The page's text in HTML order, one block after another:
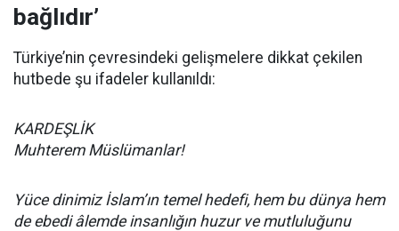
bağlıdır’
Türkiye’nin çevresindeki gelişmelere dikkat çekilen
hutbede şu ifadeler kullanıldı:
KARDEŞLİK
Muhterem Müslümanlar!
Yüce dinimiz İslam’ın temel hedefi, hem bu dünya hem
de ebedi âlemde insanlığın huzur ve mutluluğunu